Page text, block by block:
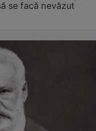
se facă nevăzut